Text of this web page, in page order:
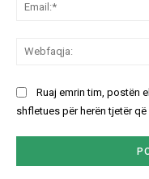
Ruaj emrin tim, postën
shfletues për herën tjetër që